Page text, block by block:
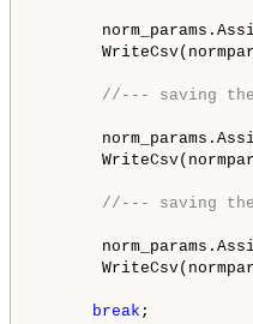
//--- saving the
//--- saving the
break ;